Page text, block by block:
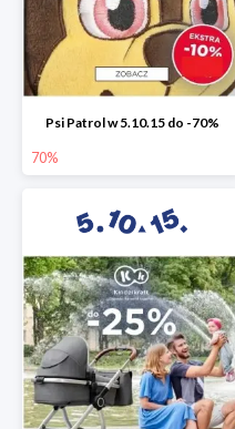
Psi Patrol w 5.10.15 do -70%
70%